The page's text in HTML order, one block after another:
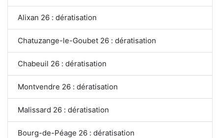
Alixan 26 : dératisation
Chatuzange-le-Goubet 26 : dératisation
Chabeuil 26 : dératisation
Montvendre 26 : dératisation
Malissard 26 : dératisation
Bourg-de-Péage 26 : dératisation